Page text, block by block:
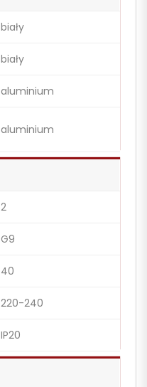
biały
biały
aluminium
aluminium
2
G9
40
220-240
IP20